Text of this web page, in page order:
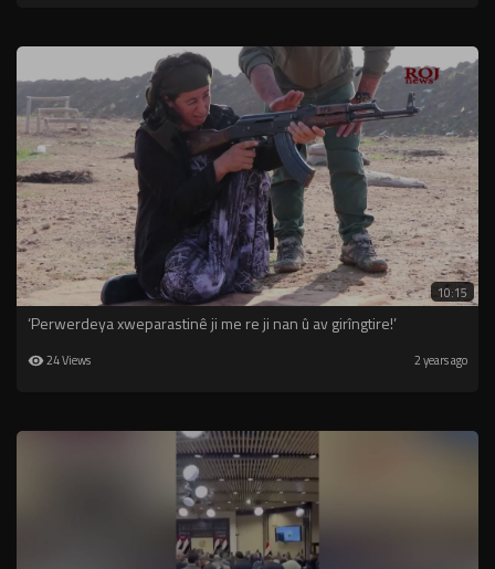
10:15
⁣‘Perwerdeya xweparastinê ji me re ji nan û av girîngtire!’
24 Views 2 years ago